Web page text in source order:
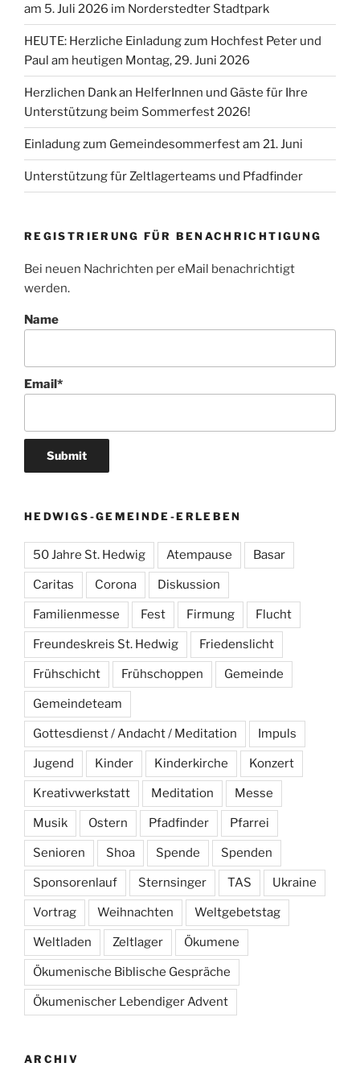
am 5. Juli 2026 im Norderstedter Stadtpark
HEUTE: Herzliche Einladung zum Hochfest Peter und
Paul am heutigen Montag, 29. Juni 2026
Herzlichen Dank an HelferInnen und Gäste für Ihre
Unterstützung beim Sommerfest 2026!
Einladung zum Gemeindesommerfest am 21. Juni
Unterstützung für Zeltlagerteams und Pfadfinder
REGISTRIERUNG FÜR BENACHRICHTIGUNG
Bei neuen Nachrichten per eMail benachrichtigt
werden.
Name
Email*
HEDWIGS-GEMEINDE-ERLEBEN
50 Jahre St. Hedwig Atempause Basar
Caritas Corona Diskussion
Familienmesse Fest Firmung Flucht
Freundeskreis St. Hedwig Friedenslicht
Frühschicht Frühschoppen Gemeinde
Gemeindeteam
Gottesdienst / Andacht / Meditation Impuls
Jugend Kinder Kinderkirche Konzert
Kreativwerkstatt Meditation Messe
Musik Ostern Pfadfinder Pfarrei
Senioren Shoa Spende Spenden
Sponsorenlauf Sternsinger TAS Ukraine
Vortrag Weihnachten Weltgebetstag
Weltladen Zeltlager Ökumene
Ökumenische Biblische Gespräche
Ökumenischer Lebendiger Advent
ARCHIV